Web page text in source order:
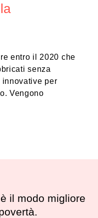
entro il 2020 che
senza
innovative per
Vengono
il modo migliore